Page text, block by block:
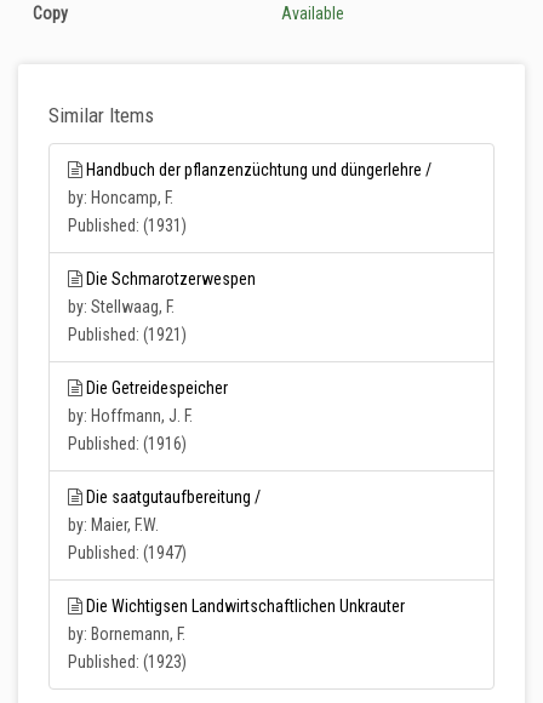
Copy Available
Similar Items
Handbuch der pflanzenzüchtung und düngerlehre /
by: Honcamp, F.
Published: (1931)
Die Schmarotzerwespen
by: Stellwaag, F.
Published: (1921)
Die Getreidespeicher
by: Hoffmann, J. F.
Published: (1916)
Die saatgutaufbereitung /
by: Maier, F.W.
Published: (1947)
Die Wichtigsen Landwirtschaftlichen Unkrauter
by: Bornemann, F.
Published: (1923)